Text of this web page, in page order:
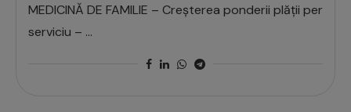
MEDICINĂ DE FAMILIE – Creșterea ponderii plății per
serviciu – …